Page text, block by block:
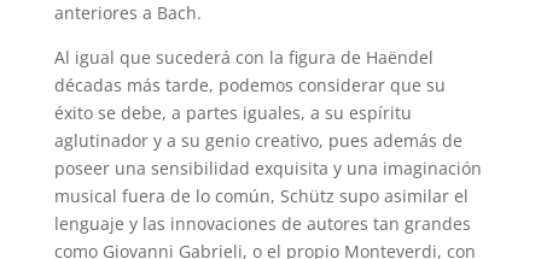
anteriores a Bach.
Al igual que sucederá con la figura de Haëndel
décadas más tarde, podemos considerar que su
éxito se debe, a partes iguales, a su espíritu
aglutinador y a su genio creativo, pues además de
poseer una sensibilidad exquisita y una imaginación
musical fuera de lo común, Schütz supo asimilar el
lenguaje y las innovaciones de autores tan grandes
como Giovanni Gabrieli, o el propio Monteverdi, con